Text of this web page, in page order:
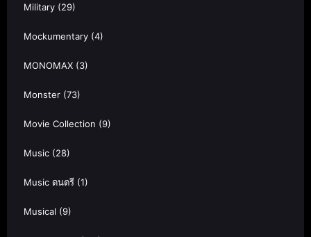
Military (29)
Mockumentary (4)
MONOMAX (3)
Monster (73)
Movie Collection (9)
Music (28)
Music ดนตรี (1)
Musical (9)